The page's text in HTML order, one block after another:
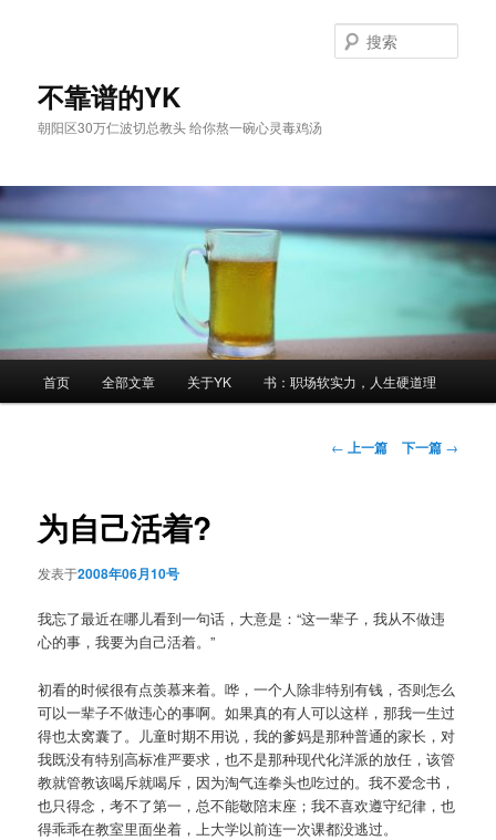
不靠谱的YK
朝阳区30万仁波切总教头 给你熬一碗心灵毒鸡汤
索
首页 全部文章 关于YK 书：职场软实力，人生硬道理
文← 上一篇 下一篇 →
为自己活着?
发表于2008年06月10号
我忘了最近在哪儿看到一句话，大意是：“这一辈子，我从不做违
心的事，我要为自己活着。”
初看的时候很有点羡慕来着。哗，一个人除非特别有钱，否则怎么
可以一辈子不做违心的事啊。如果真的有人可以这样，那我一生过
得也太窝囊了。儿童时期不用说，我的爹妈是那种普通的家长，对
我既没有特别高标准严要求，也不是那种现代化洋派的放任，该管
教就管教该喝斥就喝斥，因为淘气连拳头也吃过的。我不爱念书，
也只得念，考不了第一，总不能敬陪末座；我不喜欢遵守纪律，也
得乖乖在教室里面坐着，上大学以前连一次课都没逃过。